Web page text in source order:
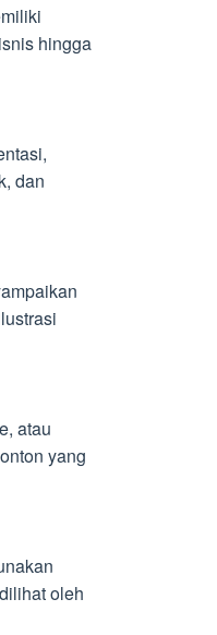
hingga
dan
atau
yang
oleh